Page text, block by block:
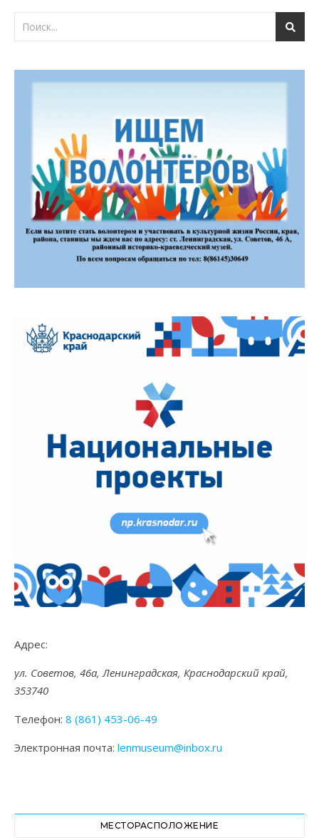
Адрес:
ул. Советов, 46а, Ленинградская, Краснодарский край,
353740
Телефон: 8 (861) 453-06-49
Электронная почта: lenmuseum@inbox.ru
МЕСТОРАСПОЛОЖЕНИЕ